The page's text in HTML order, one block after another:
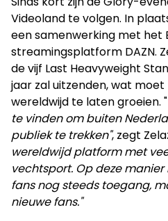
Videoland te volgen. In
een samenwerking met het
streamingsplatform DAZN.
de vijf Last Heavyweight
jaar zal uitzenden, wat
wereldwijd te laten groeien. "
te vinden om buiten
publiek te trekken", zegt
wereldwijd platform met
vechtsport. Op deze
fans nog steeds toegang,
nieuwe fans."